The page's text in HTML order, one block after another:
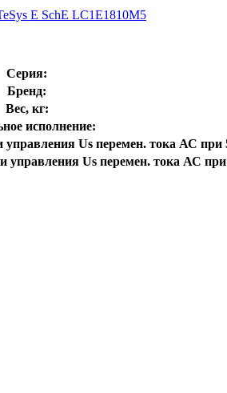
Серия:
Бренд:
Вес, кг:
исполнение:
Us перемен. тока АС при
управления Us перемен. тока АС